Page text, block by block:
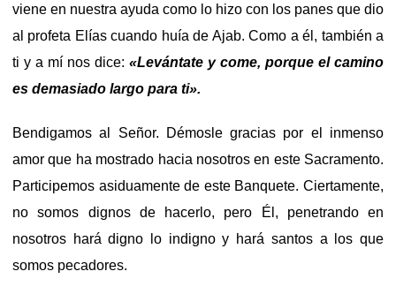
viene en nuestra ayuda como lo hizo con los panes que dio
al profeta Elías cuando huía de Ajab. Como a él, también a
ti y a mí nos dice: «Levántate y come, porque el camino
es demasiado largo para ti».
Bendigamos al Señor. Démosle gracias por el inmenso
amor que ha mostrado hacia nosotros en este Sacramento.
Participemos asiduamente de este Banquete. Ciertamente,
no somos dignos de hacerlo, pero Él, penetrando en
nosotros hará digno lo indigno y hará santos a los que
somos pecadores.